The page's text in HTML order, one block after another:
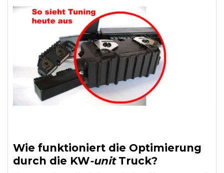
Wie funktioniert die Optimierung
durch die KW-unit Truck?